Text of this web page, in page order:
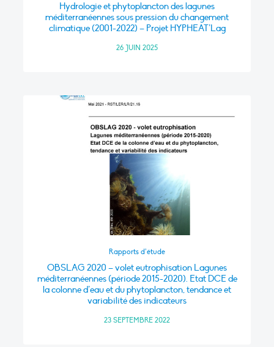
Hydrologie et phytoplancton des lagunes
méditerranéennes sous pression du changement
climatique (2001-2022) – Projet HYPHEAT’Lag
26 JUIN 2025
Rapports d’étude
OBSLAG 2020 – volet eutrophisation Lagunes
méditerranéennes (période 2015-2020). Etat DCE de
la colonne d’eau et du phytoplancton, tendance et
variabilité des indicateurs
23 SEPTEMBRE 2022